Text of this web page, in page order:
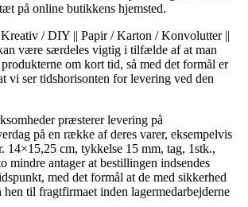
på online butikkens hjemsted.
/ DIY || Papir / Karton / Konvolutter ||
være særdeles vigtig i tilfælde af at man
om kort tid, så med det formål er
vi ser tidshorisonten for levering ved den
præsterer levering på
på en række af deres varer, eksempelvis
14×15,25 cm, tykkelse 15 mm, tag, 1stk.,
mindre antager at bestillingen indsendes
med det formål at de med sikkerhed
hen til fragtfirmaet inden lagermedarbejderne